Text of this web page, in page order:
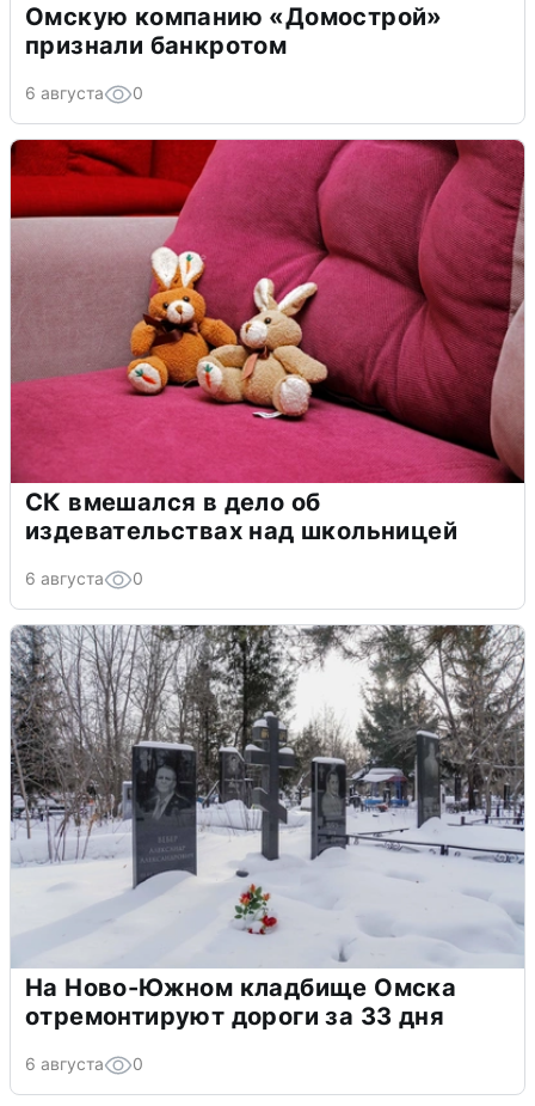
Омскую компанию «Домострой»
признали банкротом
6 августа 0
СК вмешался в дело об
издевательствах над школьницей
6 августа 0
На Ново-Южном кладбище Омска
отремонтируют дороги за 33 дня
6 августа 0